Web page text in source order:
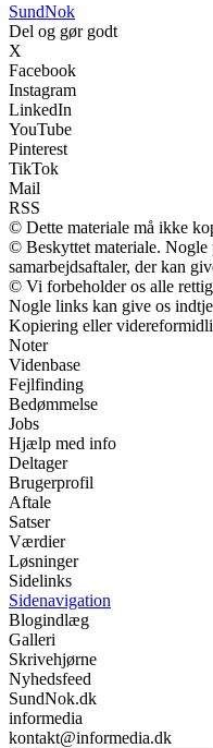
SundNok
Del og gør godt
X
Facebook
Instagram
LinkedIn
YouTube
Pinterest
TikTok
Mail
RSS
© Dette materiale må ikke
© Beskyttet materiale. Nogle
samarbejdsaftaler, der kan
© Vi forbeholder os alle
Nogle links kan give os
Kopiering eller
Noter
Videnbase
Fejlfinding
Bedømmelse
Jobs
Hjælp med info
Deltager
Brugerprofil
Aftale
Satser
Værdier
Løsninger
Sidelinks
Sidenavigation
Blogindlæg
Galleri
Skrivehjørne
Nyhedsfeed
SundNok.dk
informedia
kontakt@informedia.dk